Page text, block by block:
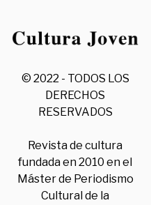
© 2022 - TODOS LOS
DERECHOS
RESERVADOS
Revista de cultura
fundada en 2010 en el
Máster de Periodismo
Cultural de la